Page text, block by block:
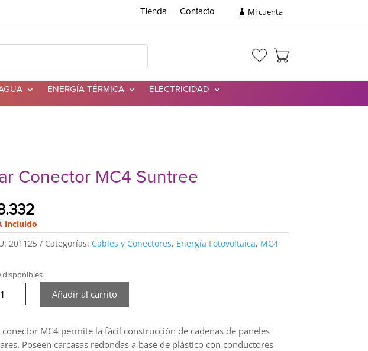
Tienda Contacto Mi cuenta
ENERGÍA TÉRMICA ELECTRICIDAD
Conector MC4 Suntree
incluido
201125 Categorías: Cables y Conectores, Energía Fotovoltaica, MC4
disponibles
Añadir al carrito
conector MC4 permite la fácil construcción de cadenas de paneles
Poseen carcasas redondas a base de plástico con conductores